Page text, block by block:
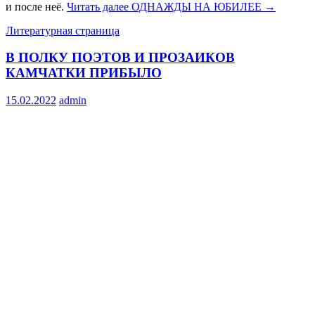
и после неё. Читать далее ОДНАЖДЫ НА ЮБИЛЕЕ →
Литературная страница
В ПОЛКУ ПОЭТОВ И ПРОЗАИКОВ
КАМЧАТКИ ПРИБЫЛО
15.02.2022 admin